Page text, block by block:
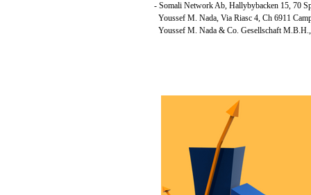
- Somali Network Ab, Hallybybacken 15, 70
Youssef M. Nada, Via Riasc 4, Ch 6911
Youssef M. Nada & Co. Gesellschaft M.B.H.,